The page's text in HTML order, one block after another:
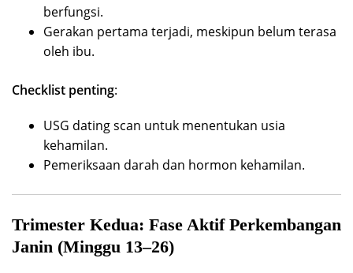
berfungsi.
Gerakan pertama terjadi, meskipun belum terasa
oleh ibu.
Checklist penting:
USG dating scan untuk menentukan usia
kehamilan.
Pemeriksaan darah dan hormon kehamilan.
Trimester Kedua: Fase Aktif Perkembangan
Janin (Minggu 13–26)